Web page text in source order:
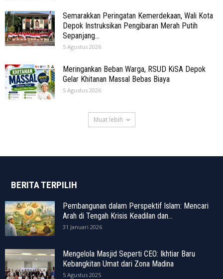
Semarakkan Peringatan Kemerdekaan, Wali Kota
Depok Instruksikan Pengibaran Merah Putih
Sepanjang...
5 Agustus 2026
Meringankan Beban Warga, RSUD KiSA Depok
Gelar Khitanan Massal Bebas Biaya
5 Agustus 2026
Muat lebih
BERITA TERPILIH
Pembangunan dalam Perspektif Islam: Mencari
Arah di Tengah Krisis Keadilan dan...
31 Januari 2026
Mengelola Masjid Seperti CEO: Ikhtiar Baru
Kebangkitan Umat dari Zona Madina
5 Agustus 2025